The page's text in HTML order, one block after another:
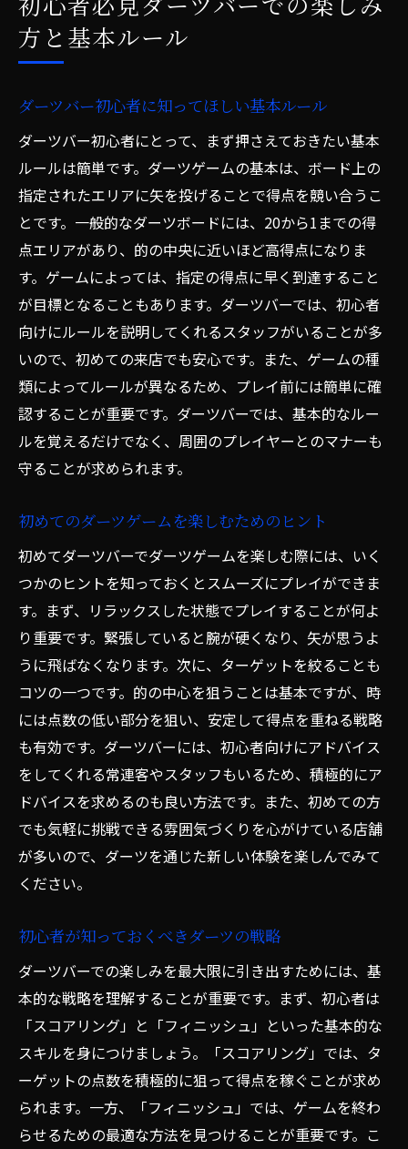
方と基本ルール
ダーツバー初心者に知ってほしい基本ルール
ダーツバー初心者にとって、まず押さえておきたい基本
ルールは簡単です。ダーツゲームの基本は、ボード上の
指定されたエリアに矢を投げることで得点を競い合うこ
とです。一般的なダーツボードには、20から1までの得
点エリアがあり、的の中央に近いほど高得点になりま
す。ゲームによっては、指定の得点に早く到達すること
が目標となることもあります。ダーツバーでは、初心者
向けにルールを説明してくれるスタッフがいることが多
いので、初めての来店でも安心です。また、ゲームの種
類によってルールが異なるため、プレイ前には簡単に確
認することが重要です。ダーツバーでは、基本的なルー
ルを覚えるだけでなく、周囲のプレイヤーとのマナーも
守ることが求められます。
初めてのダーツゲームを楽しむためのヒント
初めてダーツバーでダーツゲームを楽しむ際には、いく
つかのヒントを知っておくとスムーズにプレイができま
す。まず、リラックスした状態でプレイすることが何よ
り重要です。緊張していると腕が硬くなり、矢が思うよ
うに飛ばなくなります。次に、ターゲットを絞ることも
コツの一つです。的の中心を狙うことは基本ですが、時
には点数の低い部分を狙い、安定して得点を重ねる戦略
も有効です。ダーツバーには、初心者向けにアドバイス
をしてくれる常連客やスタッフもいるため、積極的にア
ドバイスを求めるのも良い方法です。また、初めての方
でも気軽に挑戦できる雰囲気づくりを心がけている店舗
が多いので、ダーツを通じた新しい体験を楽しんでみて
ください。
初心者が知っておくべきダーツの戦略
ダーツバーでの楽しみを最大限に引き出すためには、基
本的な戦略を理解することが重要です。まず、初心者は
「スコアリング」と「フィニッシュ」といった基本的な
スキルを身につけましょう。「スコアリング」では、タ
ーゲットの点数を積極的に狙って得点を稼ぐことが求め
られます。一方、「フィニッシュ」では、ゲームを終わ
らせるための最適な方法を見つけることが重要です。こ